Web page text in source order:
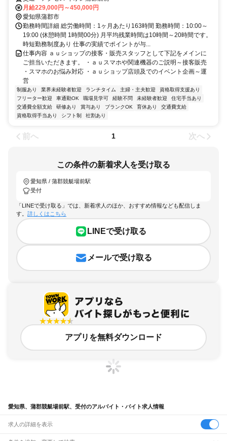
月給229,000円～450,000円
愛知県蒲郡市
勤務時間詳細 総労働時間：1ヶ月あたり163時間 勤務時間：10:00～
19:00 (休憩時間 1時間00分) 月平均残業時間は10時間～20時間です。
時短勤務制度あり 仕事の実績でポイントが与...
仕事内容 ａｕショップの接客・販売スタッフとして下記をメインに
ご担当いただきます。 ・ａｕスマホや関連機器のご説明～接客販売
・スマホのお悩み対応 ・ａｕショップ店頭及でのイベント企画～運
営
制服あり 業界未経験者歓迎 ランチタイム 主婦・主夫歓迎
資格取得支援あり
フリーター歓迎
車通勤OK 職場見学可 経験不問 未経験者歓迎
住宅手当あり
交通費全額支給
研修あり 賞与あり ブランクOK 育休あり
交通費支給
資格取得手当あり
シフト制 社割あり
前へ 1 次へ
この条件の新着求人を受け取る
愛知県 / 蒲郡競艇場前駅
受付
「LINEで受け取る」では、新着求人のほか、おすすめ情報なども配信しま
す。 詳しくはこちら
LINEで受け取る
メールで受け取る
アプリを無料ダウンロード
愛知県、蒲郡競艇場前駅、受付のアルバイト・バイト求人情報
求人の詳細を表示